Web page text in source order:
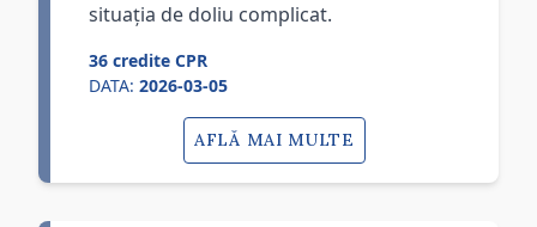
situația de doliu complicat.
36 credite CPR
DATA: 2026-03-05
AFLĂ MAI MULTE